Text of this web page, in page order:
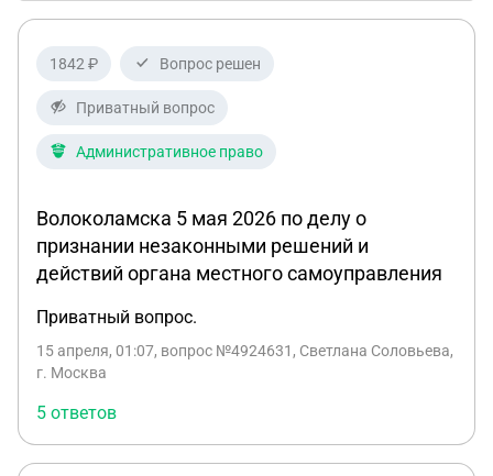
1842 ₽ Вопрос решен
Приватный вопрос
Административное право
Волоколамска 5 мая 2026 по делу о
признании незаконными решений и
действий органа местного самоуправления
Приватный вопрос.
15 апреля, 01:07, вопрос №4924631, Светлана Соловьева,
г. Москва
5 ответов